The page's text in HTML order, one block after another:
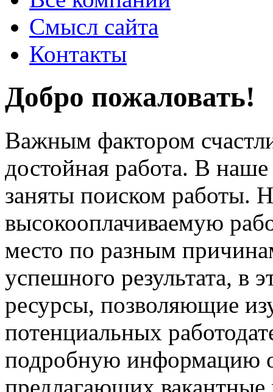
Смысл сайта
Контакты
Добро пожаловать!
Важным фактором
достойная работа. В
заняты поиском работы.
высокооплачиваемую
место по разным
успешного результата, в
ресурсы, позволяющие
потенциальных
подробную информацию
предлагающих